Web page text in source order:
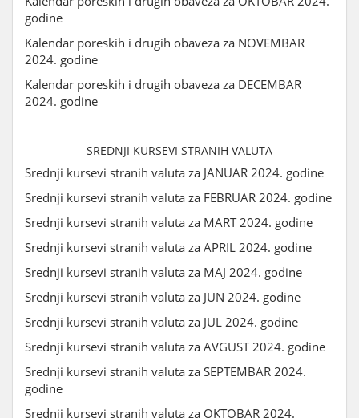
godine
Kalendar poreskih i drugih obaveza za NOVEMBAR
2024. godine
Kalendar poreskih i drugih obaveza za DECEMBAR
2024. godine
SREDNJI KURSEVI STRANIH VALUTA
Srednji kursevi stranih valuta za JANUAR 2024. godine
Srednji kursevi stranih valuta za FEBRUAR 2024. godine
Srednji kursevi stranih valuta za MART 2024. godine
Srednji kursevi stranih valuta za APRIL 2024. godine
Srednji kursevi stranih valuta za MAJ 2024. godine
Srednji kursevi stranih valuta za JUN 2024. godine
Srednji kursevi stranih valuta za JUL 2024. godine
Srednji kursevi stranih valuta za AVGUST 2024. godine
Srednji kursevi stranih valuta za SEPTEMBAR 2024.
godine
Srednji kursevi stranih valuta za OKTOBAR 2024.